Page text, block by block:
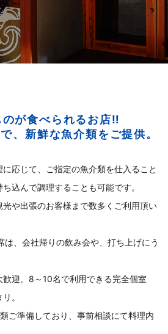
が食べられるお店‼
、新鮮な魚介類をご提供。
応じて、ご指定の魚介類を仕入ること
込んで調理することも可能です。
や出張のお客様まで数多くご利用頂い
、会社帰りの飲み会や、打ち上げにう
迎。8～10名で利用できる完全個室
。
ご準備しており、事前相談にて料理内